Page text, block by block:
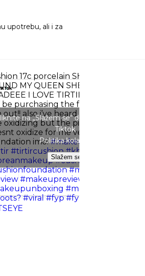
upotrebu, ali i za
##TTSBeautyBesties
17c porcelain SHES MY QUEEN I
MY QUEEN SHES MY EXACT
I LOVE TIRTIRRRR😍😍 i will
purchasing the full size once i
out!! also i’ve heard a lot abt the red
oxidizing but the pink tirtir cushion
oxidize for me very solid
imo!#makeup
#tirtircushion #kbeautymakeup
#cushion
#matte
#makeupreview
#makeuptok
#viral #fyp #fypシ
na „Slažem se“ da biste omogućili
Tiktok
Politika kolačića
Slažem se